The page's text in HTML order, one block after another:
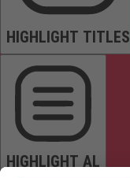
HIGHLIGHT TITLES
HIGHLIGHT AL